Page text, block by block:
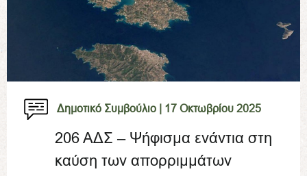
Δημοτικό Συμβούλιο | 17 Οκτωβρίου 2025
206 ΑΔΣ – Ψήφισμα ενάντια στη
καύση των απορριμμάτων